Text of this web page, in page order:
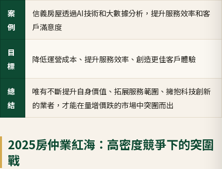
案
例
信義房屋透過AI技術和大數據分析，提升服務效率和客
戶滿意度
目
標
降低運營成本、提升服務效率、創造更佳客戶體驗
總
結
唯有不斷提升自身價值、拓展服務範圍、擁抱科技創新
的業者，才能在量增價跌的市場中突圍而出
2025房仲業紅海：高密度競爭下的突圍
戰